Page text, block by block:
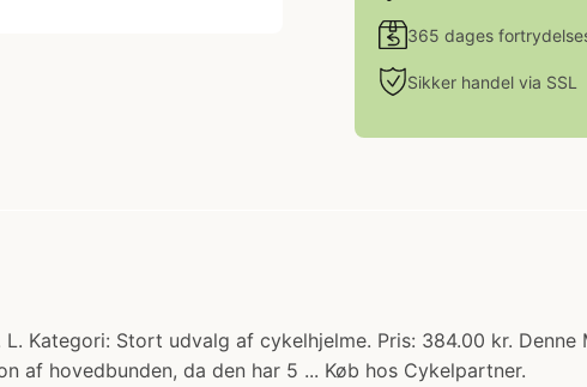
365 dages
Sikker handel via SSL
Kategori: Stort udvalg af cykelhjelme. Pris: 384.00 kr.
af hovedbunden, da den har 5 ... Køb hos Cykelpartner.